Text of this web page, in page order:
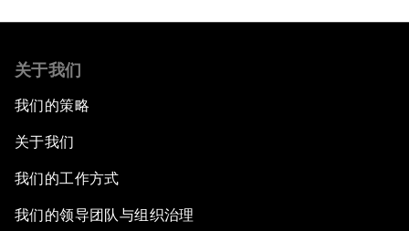
关于我们
我们的策略
关于我们
我们的工作方式
我们的领导团队与组织治理